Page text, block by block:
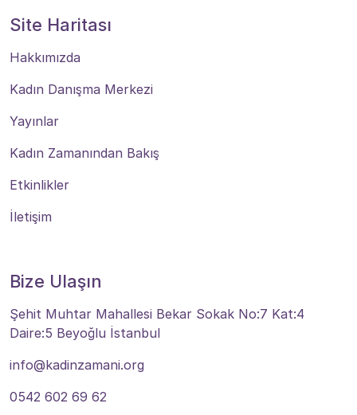
Site Haritası
Hakkımızda
Kadın Danışma Merkezi
Yayınlar
Kadın Zamanından Bakış
Etkinlikler
İletişim
Bize Ulaşın
Şehit Muhtar Mahallesi Bekar Sokak No:7 Kat:4
Daire:5 Beyoğlu İstanbul
info@kadinzamani.org
0542 602 69 62